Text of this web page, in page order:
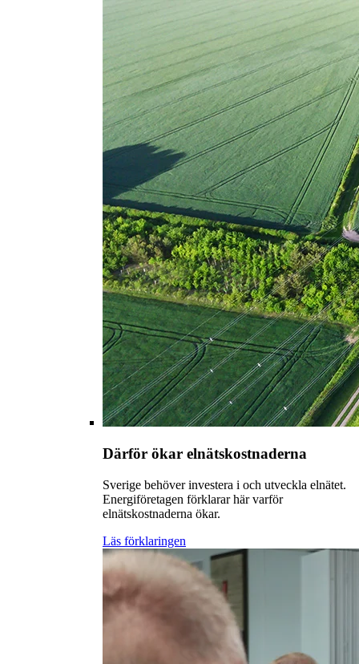
Därför ökar elnätskostnaderna
Sverige behöver investera i och utveckla elnätet.
Energiföretagen förklarar här varför
elnätskostnaderna ökar.
Läs förklaringen